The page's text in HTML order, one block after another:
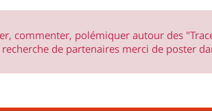
commenter, polémiquer autour des
de partenaires merci de poster